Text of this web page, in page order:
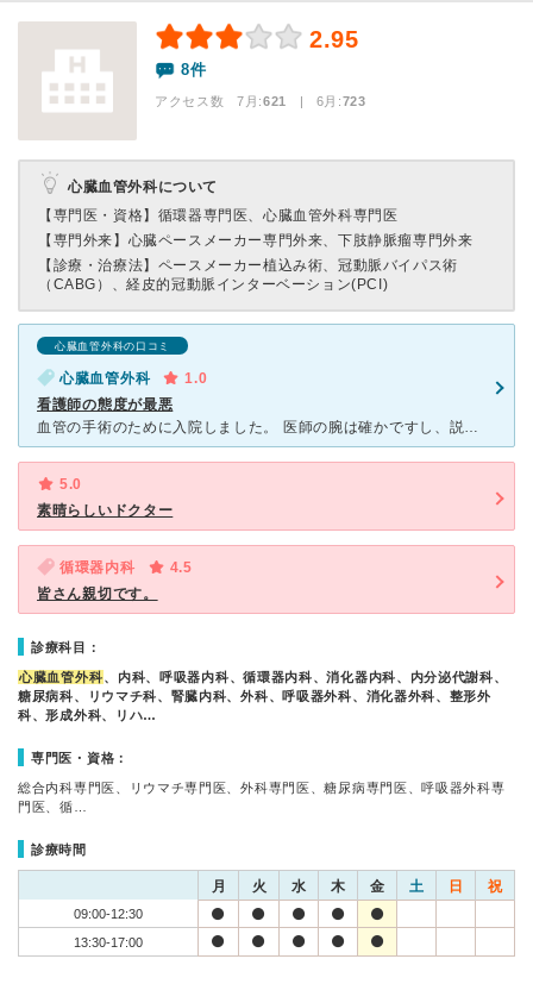
2.95
8件
アクセス数 7月:621 | 6月:723
心臓血管外科について
【専門医・資格】 循環器専門医、心臓血管外科専門医
【専門外来】 心臓ペースメーカー専門外来、下肢静脈瘤専門外来
【診療・治療法】 ペースメーカー植込み術、冠動脈バイパス術
（CABG）、経皮的冠動脈インターベーション(PCI)
心臓血管外科の口コミ
心臓血管外科
1.0
看護師の態度が最悪
血管の手術のために入院しました。 医師の腕は確かですし、説明も丁寧にしていただけたので全く不満はありません。 問題は、看護師です。 師長・主任は非常に話を聞いてもらえますし、患者の心に寄り添
5.0
素晴らしいドクター
循環器内科
4.5
皆さん親切です。
診療科目：
心臓血管外科、内科、呼吸器内科、循環器内科、消化器内科、内分泌代謝科、
糖尿病科、リウマチ科、腎臓内科、外科、呼吸器外科、消化器外科、整形外
科、形成外科、リハ…
専門医・資格：
総合内科専門医、リウマチ専門医、外科専門医、糖尿病専門医、呼吸器外科専
門医、循…
診療時間
月 火 水 木 金 土 日 祝
09:00-12:30
13:30-17:00